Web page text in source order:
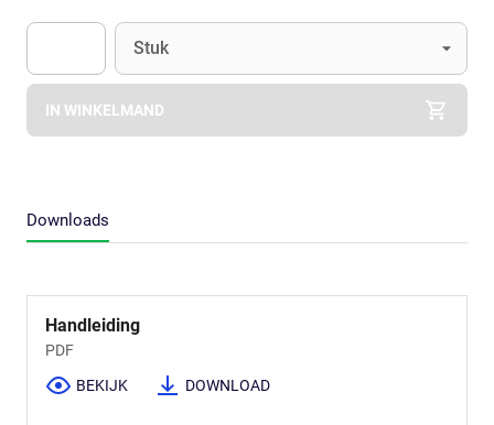
Apok.Product.Detail.AddToCart.Quantity (Optioneel)
Eenheid
Stuk
IN WINKELMAND
Downloads
Handleiding
PDF
BEKIJK DOWNLOAD